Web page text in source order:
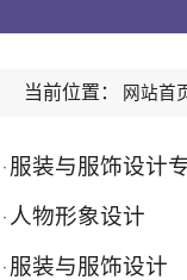
当前位置： 网站首
· 服装与服饰设计
· 人物形象设计
· 服装与服饰设计